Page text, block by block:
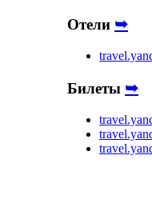
Отели ➥
Билеты ➥